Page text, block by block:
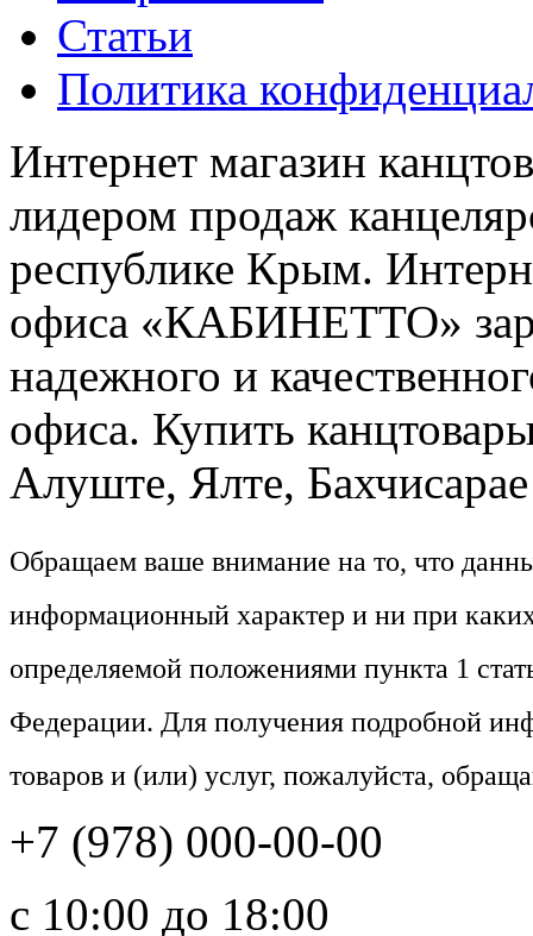
Статьи
Политика
Интернет магазин
лидером продаж
республике Крым.
офиса «КАБИНЕТТО»
надежного и
офиса. Купить
Алуште, Ялте,
Обращаем ваше внимание на то, что
информационный характер и ни при
определяемой положениями пункта 1
Федерации. Для получения подробной
товаров и (или) услуг, пожалуйста,
+7 (978) 000-00-00
c 10:00 до 18:00